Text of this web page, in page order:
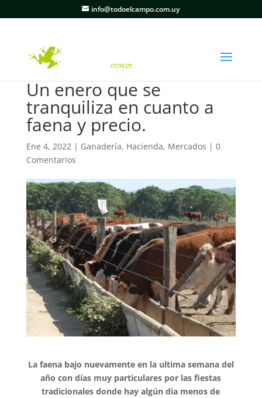
info@todoelcampo.com.uy
Un enero que se
tranquiliza en cuanto a
faena y precio.
Ene 4, 2022| Ganadería, Hacienda, Mercados | 0
Comentarios
La faena bajo nuevamente en la ultima semana del
año con días muy particulares por las fiestas
tradicionales donde hay algún dia menos de